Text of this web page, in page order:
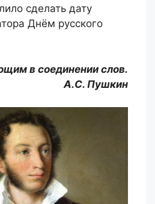
сделать дату
Днём русского
в соединении слов.
А.С. Пушкин